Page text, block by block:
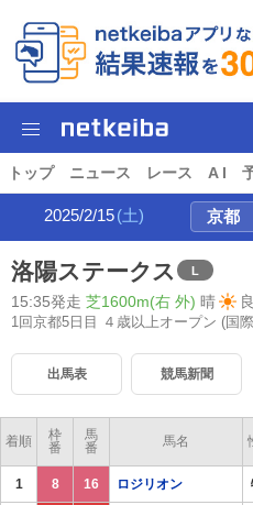
トップ ニュース レース A I
2025/2/15(土)
洛陽ステークス L
15:35発走 芝1600m(右 外) 晴 良
1回京都5日目 ４歳以上オープン (国
出馬表 競馬新聞
着順
枠
番
馬
番
馬名
1 8 16 ロジリオン